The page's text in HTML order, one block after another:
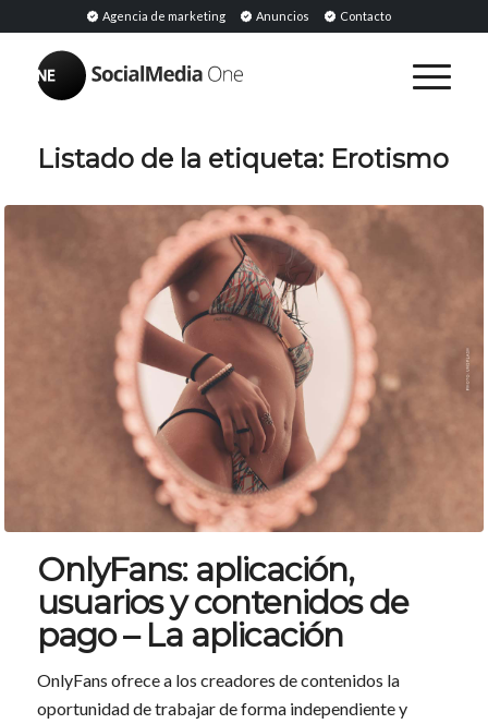
Agencia de marketing Anuncios Contacto
Listado de la etiqueta: Erotismo
OnlyFans: aplicación,
usuarios y contenidos de
pago – La aplicación
OnlyFans ofrece a los creadores de contenidos la
oportunidad de trabajar de forma independiente y